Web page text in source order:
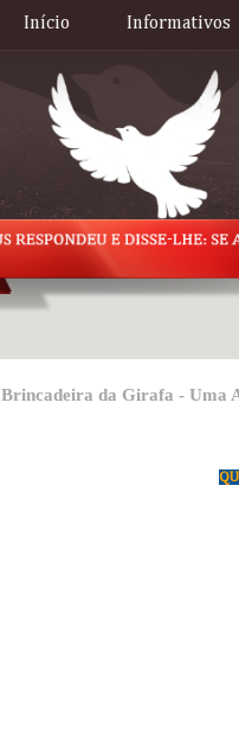
Início Informativos
Brincadeira da Girafa - Uma